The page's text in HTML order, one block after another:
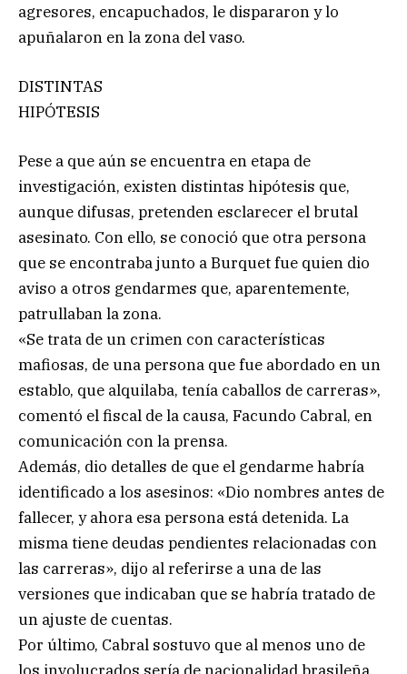
agresores, encapuchados, le dispararon y lo
apuñalaron en la zona del vaso.
DISTINTAS
HIPÓTESIS
Pese a que aún se encuentra en etapa de
investigación, existen distintas hipótesis que,
aunque difusas, pretenden esclarecer el brutal
asesinato. Con ello, se conoció que otra persona
que se encontraba junto a Burquet fue quien dio
aviso a otros gendarmes que, aparentemente,
patrullaban la zona.
«Se trata de un crimen con características
mafiosas, de una persona que fue abordado en un
establo, que alquilaba, tenía caballos de carreras»,
comentó el fiscal de la causa, Facundo Cabral, en
comunicación con la prensa.
Además, dio detalles de que el gendarme habría
identificado a los asesinos: «Dio nombres antes de
fallecer, y ahora esa persona está detenida. La
misma tiene deudas pendientes relacionadas con
las carreras», dijo al referirse a una de las
versiones que indicaban que se habría tratado de
un ajuste de cuentas.
Por último, Cabral sostuvo que al menos uno de